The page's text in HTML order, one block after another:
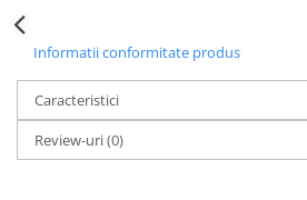
Informatii conformitate produs
Caracteristici
Review-uri(0)